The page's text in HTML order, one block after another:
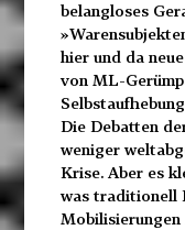
belangloses
hier und da
von ML-
Die Debatten
weniger
Krise. Aber es
was traditionell
Mobilisierungen